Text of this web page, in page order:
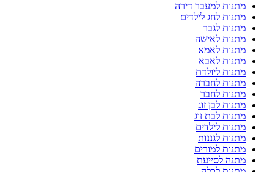
מתנות למעבר דירה
מתנות לחג לילדים
מתנות לגבר
מתנות לאישה
מתנות לאמא
מתנות לאבא
מתנות ליולדת
מתנות לחברה
מתנות לחבר
מתנות לבן זוג
מתנות לבת זוג
מתנות לילדים
מתנות לגננות
מתנות למורים
מתנה לסייעת